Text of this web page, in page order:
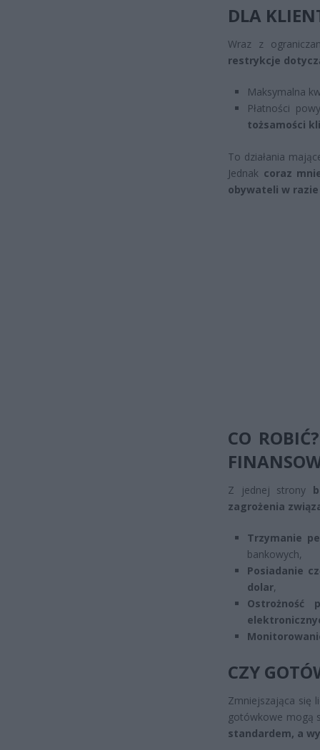
DLA
Wraz z
restrykcje
Maksymalna
Płatności
tożsamości
To działania
Jednak coraz
obywateli w
CO
Z jednej strony
zagrożenia
Trzymanie
bankowych,
Posiadanie
dolar,
Ostrożność
CZY
Zmniejszająca się
gotówkowe mogą
standardem, a